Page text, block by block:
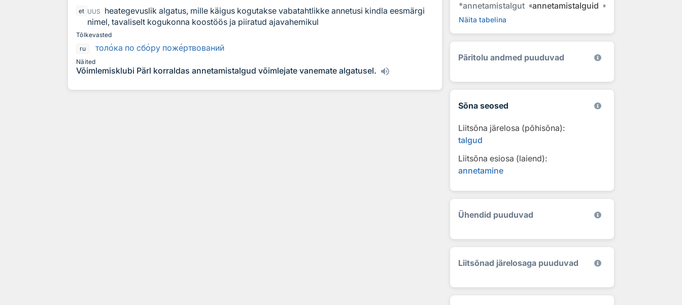
et UUS
heategevuslik algatus, mille käigus kogutakse vabatahtlikke annetusi kindla eesmärgi
nimel, tavaliselt kogukonna koostöös ja piiratud ajavahemikul
Tõlkevasted
ru
толока по сбору пожертвований
Näited
Võimlemisklubi Pärl korraldas annetamistalgud võimlejate vanemate algatusel.
*annetamistalgut annetamistalguid
Näita tabelina
Päritolu andmed puuduvad
Sõna seosed
Liitsõna järelosa (põhisõna):
talgud
Liitsõna esiosa (laiend):
annetamine
Ühendid puuduvad
Liitsõnad järelosaga puuduvad